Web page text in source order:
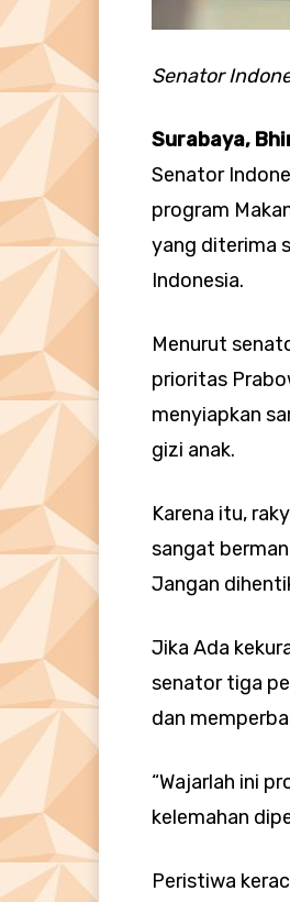
Senator
Surabaya,
Senator
program
yang diterima
Indonesia.
Menurut
prioritas
menyiapkan
gizi anak.
Karena itu,
sangat
Jangan
Jika Ada
senator tiga
dan
“Wajarlah ini
kelemahan
Peristiwa